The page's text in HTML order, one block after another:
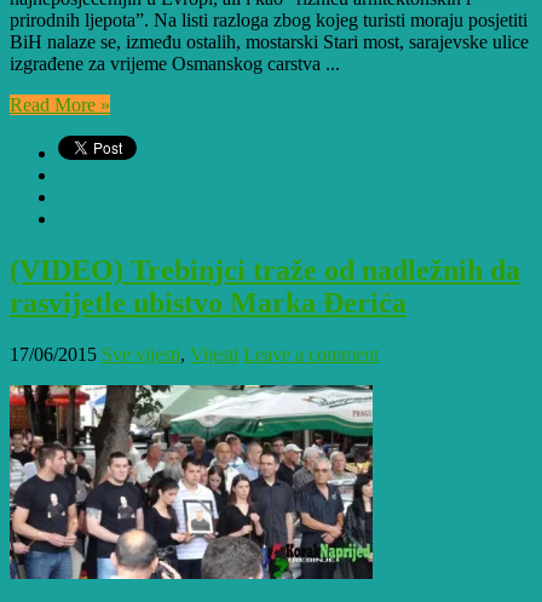
prirodnih ljepota”. Na listi razloga zbog kojeg turisti moraju posjetiti
BiH nalaze se, između ostalih, mostarski Stari most, sarajevske ulice
izgrađene za vrijeme Osmanskog carstva ...
Read More »
(VIDEO) Trebinjci traže od nadležnih da
rasvijetle ubistvo Marka Đerića
17/06/2015 Sve vijesti, Vijesti Leave a comment